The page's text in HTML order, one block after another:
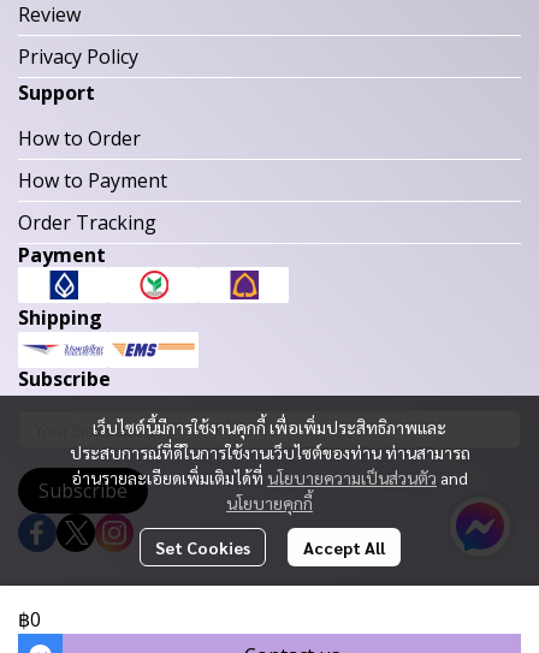
฿0
เว็บไซต์นี้มีการใช้งานคุกกี้ เพื่อเพิ่มประสิทธิภาพและ
ประสบการณ์ที่ดีในการใช้งานเว็บไซต์ของท่าน ท่านสามารถ
อ่านรายละเอียดเพิ่มเติมได้ที่ นโยบายความเป็นส่วนตัว and
นโยบายคุกกี้
Set Cookies Accept All
Review
Privacy Policy
Support
How to Order
How to Payment
Order Tracking
Payment
Shipping
Subscribe
Subscribe
Today Visitor1,122